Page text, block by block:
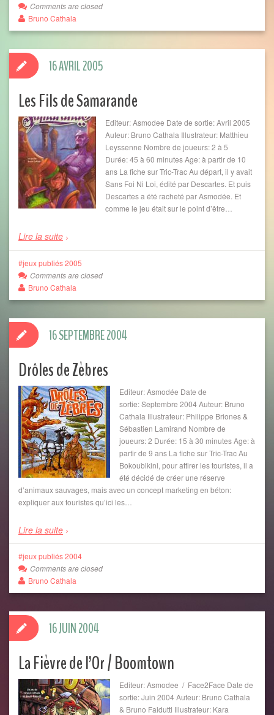
Comments are closed
Bruno Cathala
Les Fils de Samarande
Editeur: Asmodee Date de sortie: Avril 2005
Auteur: Bruno Cathala Illustrateur: Matthieu
Leyssenne Nombre de joueurs: 2 à 5
Durée: 45 à 60 minutes Age: à partir de 10
ans La fiche sur Tric-Trac Au départ, il y avait
Sans Foi Ni Loi, édité par Descartes. Et puis
Descartes a été racheté par Asmodée. Et
comme le jeu était sur le point d’être…
Lire la suite
16 AVRIL 2005
jeux publiés 2005
Comments are closed
Bruno Cathala
Drôles de Zèbres
Editeur: Asmodée Date de
sortie: Septembre 2004 Auteur: Bruno
Cathala Illustrateur: Philippe Briones &
Sébastien Lamirand Nombre de
joueurs: 2 Durée: 15 à 30 minutes Age: à
partir de 9 ans La fiche sur Tric-Trac Au
Bokoubikini, pour attirer les touristes, il a
été décidé de créer une réserve
d’animaux sauvages, mais avec un concept marketing en béton:
expliquer aux touristes qu’ici les…
Lire la suite
16 SEPTEMBRE 2004
jeux publiés 2004
Comments are closed
Bruno Cathala
La Fièvre de l’Or / Boomtown
Editeur: Asmodee / Face2Face Date de
sortie: Juin 2004 Auteur: Bruno Cathala
& Bruno Faidutti Illustrateur: Kara
16 JUIN 2004